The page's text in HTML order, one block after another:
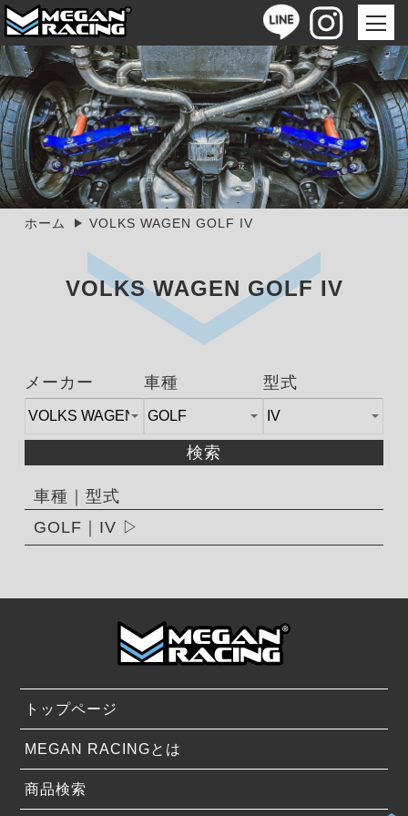
ホーム VOLKS WAGEN GOLF IV
VOLKS WAGEN GOLF IV
メーカー 車種 型式
検索
車種｜型式
GOLF｜IV
トップページ
MEGAN RACINGとは
商品検索